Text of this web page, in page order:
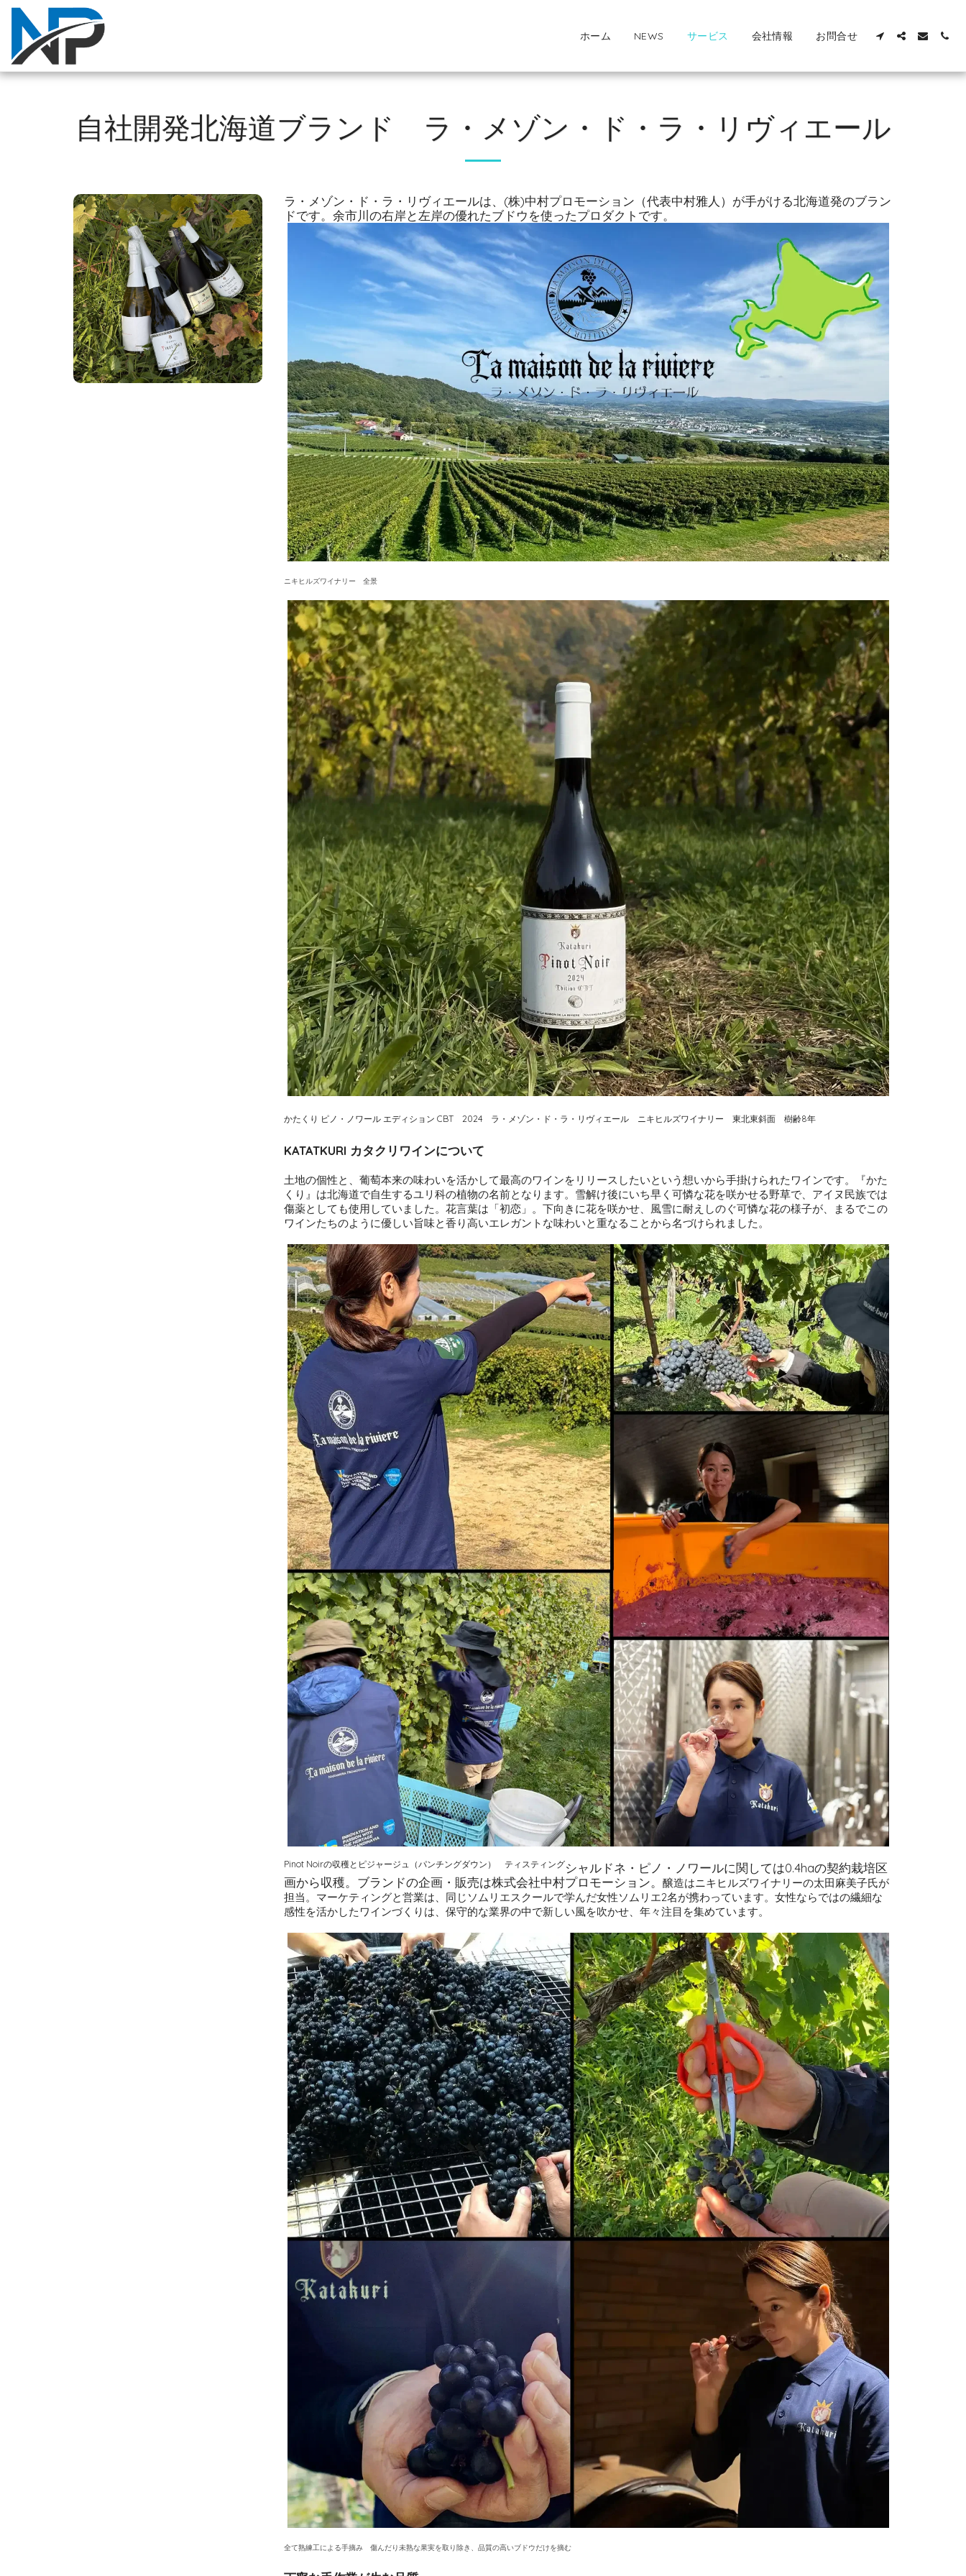
ホーム NEWS サービス 会社情報 お問合せ
自社開発北海道ブランド ラ・メゾン・ド・ラ・リヴィエール
ラ・メゾン・ド・ラ・リヴィエールは、(株)中村プロモーション（代表中村雅人）が手がける北海道発のブラン
ドです。余市川の右岸と左岸の優れたブドウを使ったプロダクトです。
ニキヒルズワイナリー 全景
かたくり ピノ・ノワール エディション CBT 2024 ラ・メゾン・ド・ラ・リヴィエール ニキヒルズワイナリー 東北東斜面 樹齢8年
KATATKURI カタクリワインについて
土地の個性と、葡萄本来の味わいを活かして最高のワインをリリースしたいという想いから手掛けられたワインです。『かた
くり』は北海道で自生するユリ科の植物の名前となります。雪解け後にいち早く可憐な花を咲かせる野草で、アイヌ民族では
傷薬としても使用していました。花言葉は「初恋」。下向きに花を咲かせ、風雪に耐えしのぐ可憐な花の様子が、まるでこの
ワインたちのように優しい旨味と香り高いエレガントな味わいと重なることから名づけられました。
Pinot Noirの収穫とピジャージュ（パンチングダウン） ティスティングシャルドネ・ピノ・ノワールに関しては0.4haの契約栽培区
画から収穫。ブランドの企画・販売は株式会社中村プロモーション。 醸造はニキヒルズワイナリーの太田麻美子氏が
担当。 マーケティングと営業は、同じソムリエスクールで学んだ女性ソムリエ2名が携わっています。 女性ならではの繊細な
感性を活かしたワインづくりは、保守的な業界の中で新しい風を吹かせ、年々注目を集めています。
全て熟練工による手摘み 傷んだり未熟な果実を取り除き、品質の高いブドウだけを摘む